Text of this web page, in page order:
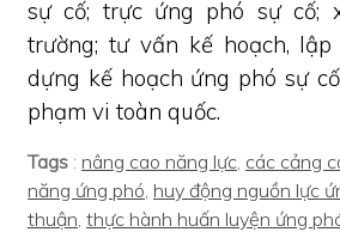
sự cố; trực ứng phó sự cố;
trường; tư vấn kế hoạch,
dựng kế hoạch ứng phó sự
phạm vi toàn quốc.
Tags : nâng cao năng lực, các cảng
năng ứng phó, huy động nguồn lực
thuận, thực hành huấn luyện ứng